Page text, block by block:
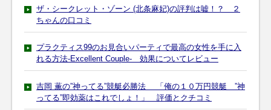
ザ・シークレット・ゾーン (北条麻妃)の評判は嘘！？ ２
ちゃんの口コミ
プラクティス99のお見合いパーティで最高の女性を手に入
れる方法-Excellent Couple- 効果についてレビュー
吉岡 薫の”神ってる”競艇必勝法 「俺の１０万円競艇 ”神
ってる”即効薬はこれでしょ！」 評価とクチコミ